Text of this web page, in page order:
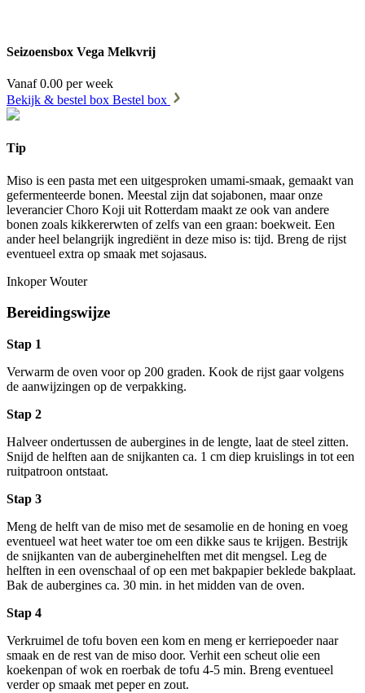
Seizoensbox Vega Melkvrij
Vanaf 0.00 per week
Bekijk & bestel box Bestel box
Tip
Miso is een pasta met een uitgesproken umami-smaak, gemaakt van
gefermenteerde bonen. Meestal zijn dat sojabonen, maar onze
leverancier Choro Koji uit Rotterdam maakt ze ook van andere
bonen zoals kikkererwten of zelfs van een graan: boekweit. Een
ander heel belangrijk ingrediënt in deze miso is: tijd. Breng de rijst
eventueel extra op smaak met sojasaus.
Inkoper Wouter
Bereidingswijze
Stap 1
Verwarm de oven voor op 200 graden. Kook de rijst gaar volgens
de aanwijzingen op de verpakking.
Stap 2
Halveer ondertussen de aubergines in de lengte, laat de steel zitten.
Snijd de helften aan de snijkanten ca. 1 cm diep kruislings in tot een
ruitpatroon ontstaat.
Stap 3
Meng de helft van de miso met de sesamolie en de honing en voeg
eventueel wat heet water toe om een dikke saus te krijgen. Bestrijk
de snijkanten van de auberginehelften met dit mengsel. Leg de
helften in een ovenschaal of op een met bakpapier beklede bakplaat.
Bak de aubergines ca. 30 min. in het midden van de oven.
Stap 4
Verkruimel de tofu boven een kom en meng er kerriepoeder naar
smaak en de rest van de miso door. Verhit een scheut olie een
koekenpan of wok en roerbak de tofu 4-5 min. Breng eventueel
verder op smaak met peper en zout.